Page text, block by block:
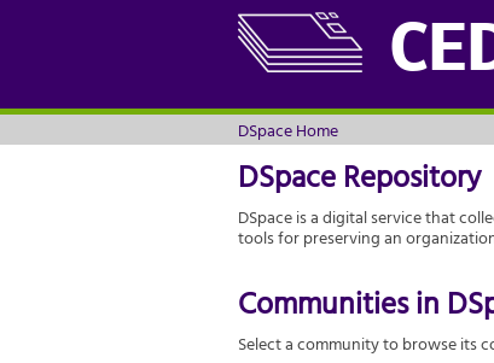
DSpace Home
DSpace Home
DSpace Repository
DSpace is a digital service that
tools for preserving an
Communities in
Select a community to browse its